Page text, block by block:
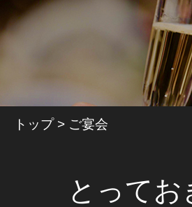
トップ ご宴会
とって